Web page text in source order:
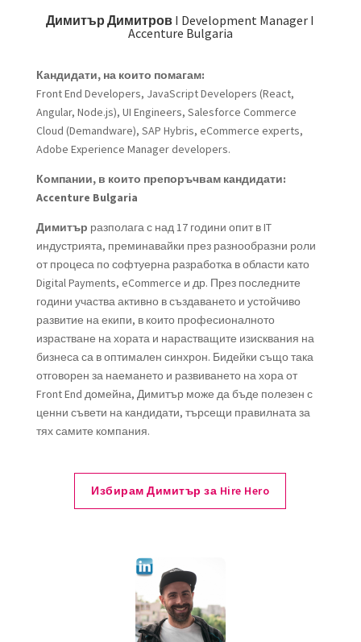
Димитър Димитров I Development Manager I
Accenture Bulgaria
Кандидати, на които помагам:
Front End Developers, JavaScript Developers (React,
Angular, Node.js), UI Engineers, Salesforce Commerce
Cloud (Demandware), SAP Hybris, eCommerce experts,
Adobe Experience Manager developers.
Компании, в които препоръчвам кандидати:
Accenture Bulgaria
Димитър разполага с над 17 години опит в IT
индустрията, преминавайки през разнообразни роли
от процеса по софтуерна разработка в области като
Digital Payments, eCommerce и др. През последните
години участва активно в създаването и устойчиво
развитие на екипи, в които професионалното
израстване на хората и нарастващите изисквания на
бизнеса са в оптимален синхрон. Бидейки също така
отговорен за наемането и развиването на хора от
Front End домейна, Димитър може да бъде полезен с
ценни съвети на кандидати, търсещи правилната за
тях самите компания.
Избирам Димитър за Hire Hero